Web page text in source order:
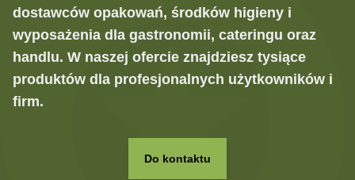
dostawców opakowań, środków higieny i
wyposażenia dla gastronomii, cateringu oraz
handlu. W naszej ofercie znajdziesz tysiące
produktów dla profesjonalnych użytkowników i
firm.
Do kontaktu